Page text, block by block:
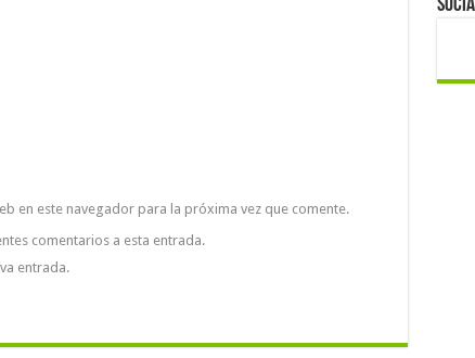
en este navegador para la próxima vez que comente.
comentarios a esta entrada.
entrada.